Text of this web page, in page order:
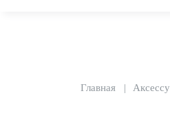
Главная